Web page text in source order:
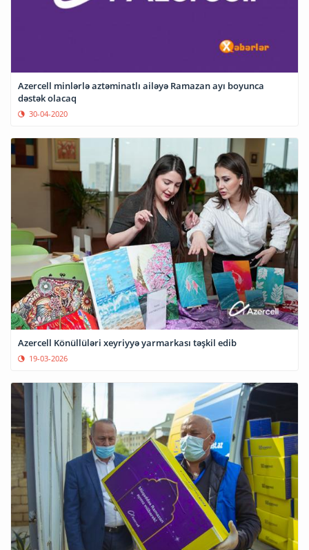
Azercell minlərlə aztəminatlı ailəyə Ramazan ayı boyunca
dəstək olacaq
30-04-2020
Azercell Könüllüləri xeyriyyə yarmarkası təşkil edib
19-03-2026